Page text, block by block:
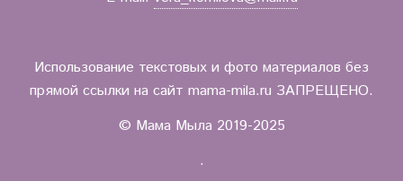
Использование текстовых и фото материалов без
прямой ссылки на сайт mama-mila.ru ЗАПРЕЩЕНО.
© Мама Мыла 2019-2025
.